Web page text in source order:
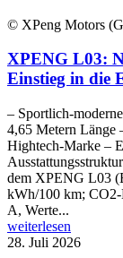
© XPeng Motors
XPENG L03:
Einstieg in die
– Sportlich-
4,65 Metern Länge
Hightech-Marke –
dem XPENG L03
kWh/100 km;
A, Werte...
weiterlesen
28. Juli 2026